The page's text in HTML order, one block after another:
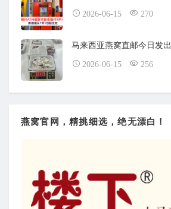
2026-06-15 270
马来西亚燕窝直邮今日发出
2026-06-15 256
燕窝官网，精挑细选，绝无漂白！